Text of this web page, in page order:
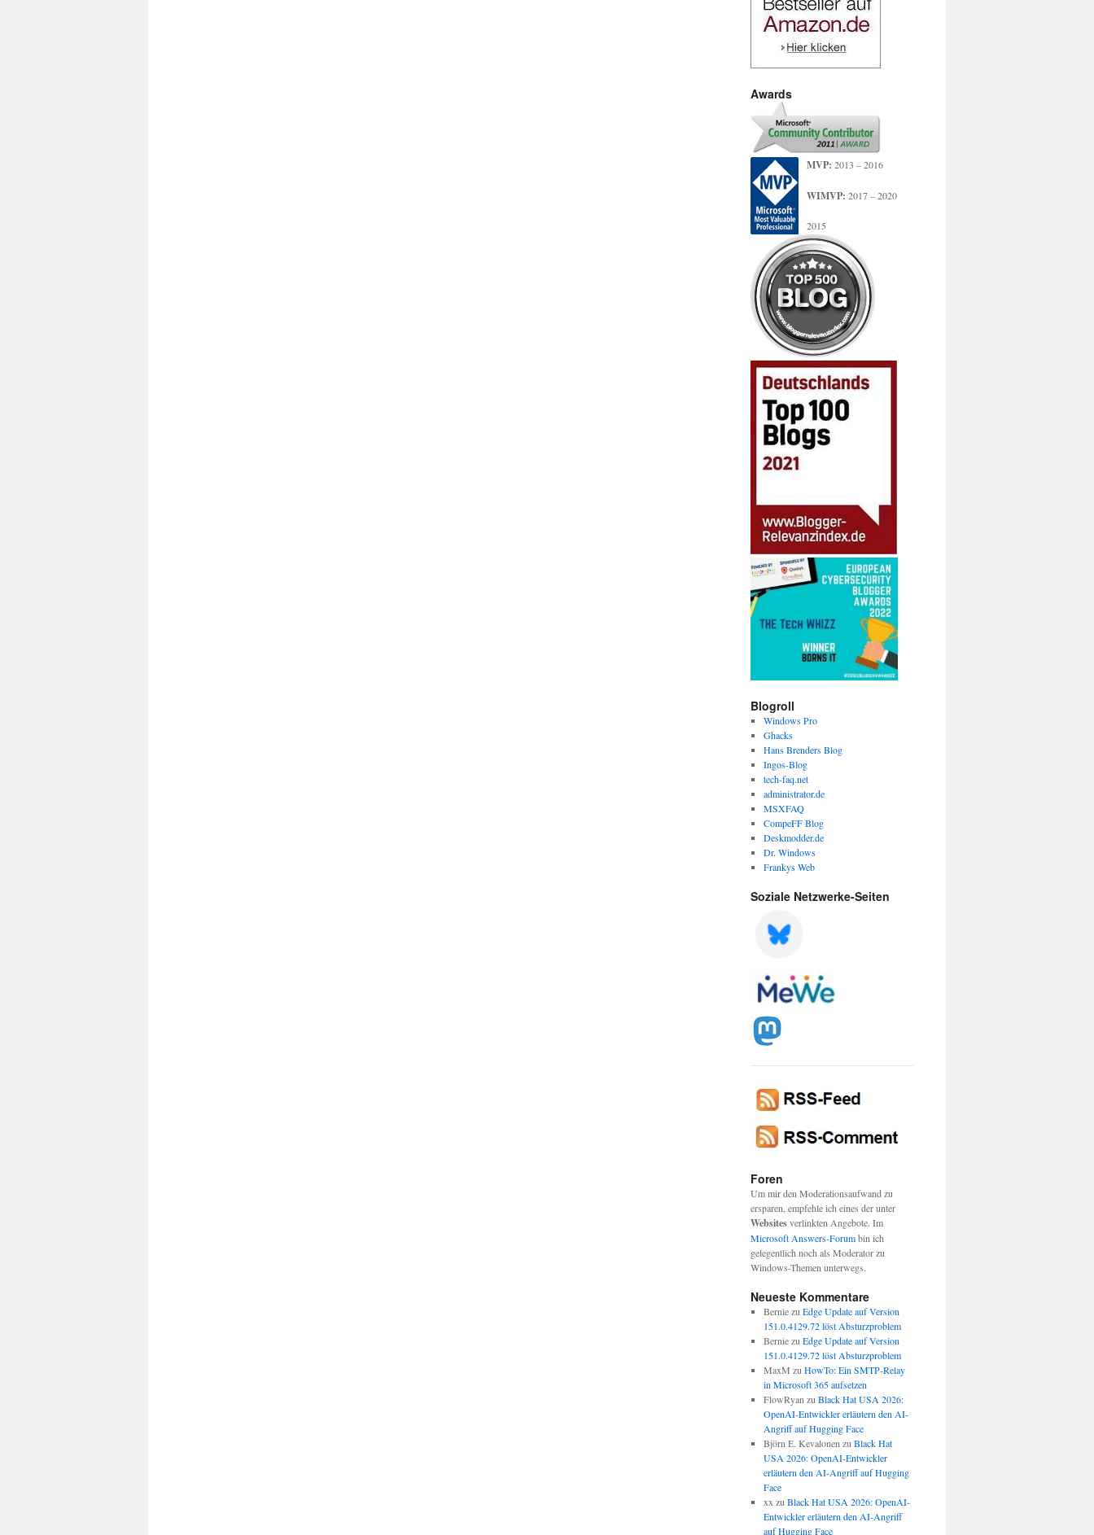
Awards
MVP: 2013 – 2016
WIMVP: 2017 – 2020
2015
Blogroll
Windows Pro
Ghacks
Hans Brenders Blog
Ingos-Blog
tech-faq.net
administrator.de
MSXFAQ
CompeFF Blog
Deskmodder.de
Dr. Windows
Frankys Web
Soziale Netzwerke-Seiten
Foren
Um mir den Moderationsaufwand zu
ersparen, empfehle ich eines der unter
Websitesverlinkten Angebote. Im
Microsoft Answers-Forumbin ich
gelegentlich noch als Moderator zu
Windows-Themen unterwegs.
Neueste Kommentare
Berniezu Edge Update auf Version
151.0.4129.72 löst Absturzproblem
Berniezu Edge Update auf Version
151.0.4129.72 löst Absturzproblem
MaxM zu HowTo: Ein SMTP-Relay
in Microsoft 365 aufsetzen
FlowRyan zu Black Hat USA 2026:
OpenAI-Entwickler erläutern den AI-
Angriff auf Hugging Face
Björn E. Kevalonen zu Black Hat
USA 2026: OpenAI-Entwickler
erläutern den AI-Angriff auf Hugging
Face
xx zu Black Hat USA 2026: OpenAI-
Entwickler erläutern den AI-Angriff
auf Hugging Face